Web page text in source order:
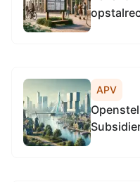
APV